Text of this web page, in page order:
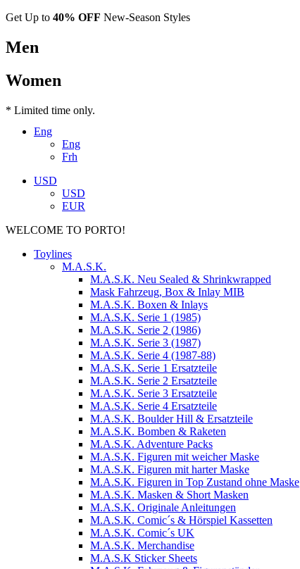
Get Up to 40% OFF New-Season Styles
Men
Women
* Limited time only.
Eng
Eng
Frh
USD
USD
EUR
WELCOME TO PORTO!
Toylines
M.A.S.K.
M.A.S.K. Neu Sealed & Shrinkwrapped
Mask Fahrzeug, Box & Inlay MIB
M.A.S.K. Boxen & Inlays
M.A.S.K. Serie 1 (1985)
M.A.S.K. Serie 2 (1986)
M.A.S.K. Serie 3 (1987)
M.A.S.K. Serie 4 (1987-88)
M.A.S.K. Serie 1 Ersatzteile
M.A.S.K. Serie 2 Ersatzteile
M.A.S.K. Serie 3 Ersatzteile
M.A.S.K. Serie 4 Ersatzteile
M.A.S.K. Boulder Hill & Ersatzteile
M.A.S.K. Bomben & Raketen
M.A.S.K. Adventure Packs
M.A.S.K. Figuren mit weicher Maske
M.A.S.K. Figuren mit harter Maske
M.A.S.K. Figuren in Top Zustand ohne Maske
M.A.S.K. Masken & Short Masken
M.A.S.K. Originale Anleitungen
M.A.S.K. Comic´s & Hörspiel Kassetten
M.A.S.K. Comic´s UK
M.A.S.K. Merchandise
M.A.S.K Sticker Sheets